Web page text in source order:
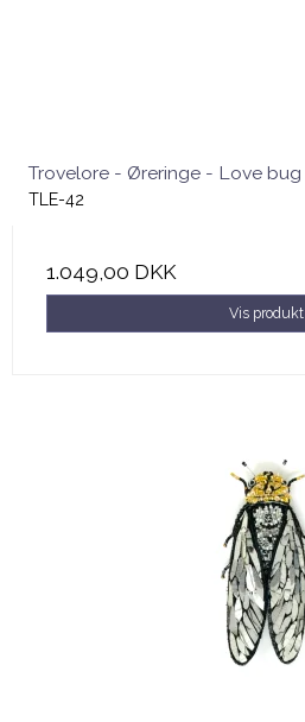
Trovelore - Øreringe - Love bug
TLE-42
1.049,00 DKK
Vis produkt